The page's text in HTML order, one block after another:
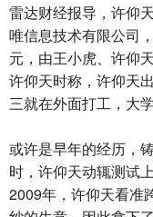
雷达财经报导，许仰
唯信息技术有限公司
元，由王小虎、许仰
许仰天时称，许仰天
三就在外面打工，大
或许是早年的经历，
时，许仰天动辄测试
2009年，许仰天看准